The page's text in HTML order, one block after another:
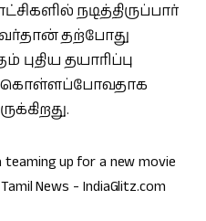
நடித்திருப்பார்
தற்போது
தயாரிப்பு
கொள்ளப்போவதாக